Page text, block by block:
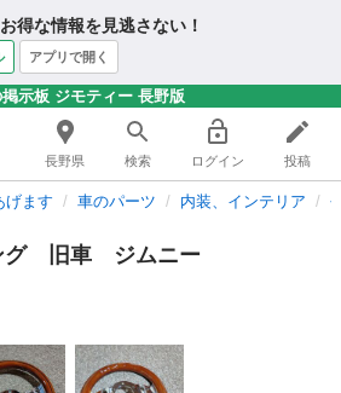
得な情報を見逃さない！
アプリで開く
示板 ジモティー 長野版
長野県 検索 ログイン 投稿
げます 車のパーツ 内装、インテリア
グ 旧車 ジムニー